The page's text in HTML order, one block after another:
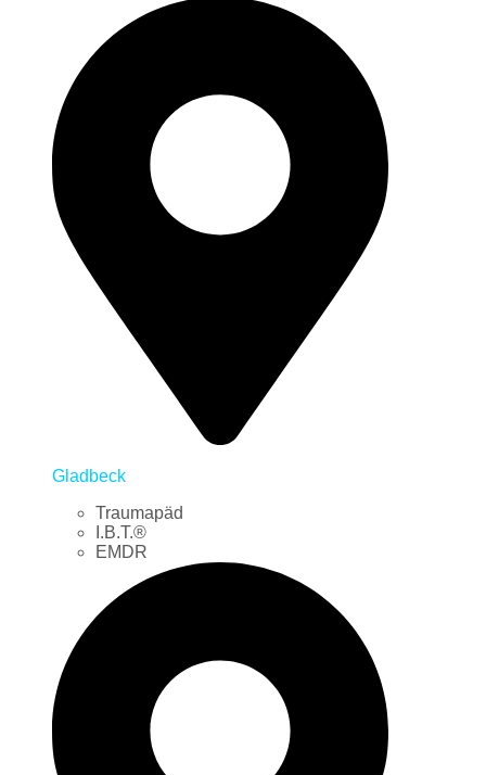
Gladbeck
Traumapäd
I.B.T.®
EMDR